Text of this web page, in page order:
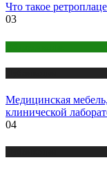
Что такое
03
Медицинская
клинической
04